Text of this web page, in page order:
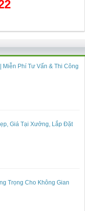
Phí Tư Vấn & Thi Công
Giá Tại Xưởng, Lắp Đặt
Trọng Cho Không Gian